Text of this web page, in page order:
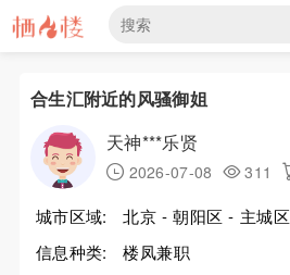
合生汇附近的风骚御姐
天神***乐贤
2026-07-08 311
城市区域:
北京 - 朝阳区 - 主城区
信息种类:
楼凤兼职